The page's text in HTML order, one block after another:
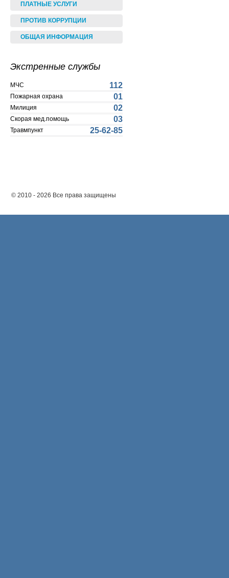
ПЛАТНЫЕ УСЛУГИ
ПРОТИВ КОРРУПЦИИ
ОБЩАЯ ИНФОРМАЦИЯ
Экстренные службы
МЧС 112
Пожарная охрана 01
Милиция 02
Скорая мед.помощь 03
Травмпункт 25-62-85
© 2010 - 2026 Все права защищены